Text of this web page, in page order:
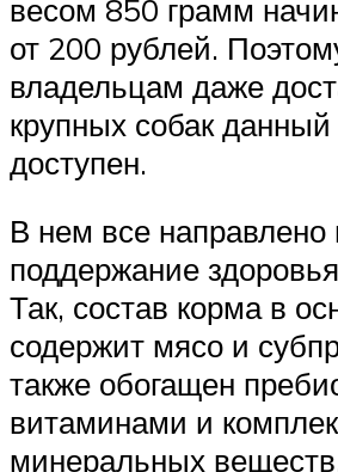
весом 850 грамм
от 200 рублей.
владельцам даже
крупных собак
доступен.
В нем все направлено
поддержание
Так, состав корма в
содержит мясо и
также обогащен
витаминами и
минеральных